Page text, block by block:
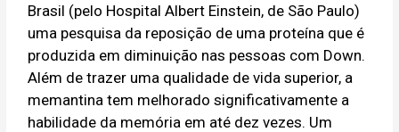
Brasil (pelo Hospital Albert Einstein, de São Paulo)
uma pesquisa da reposição de uma proteína que é
produzida em diminuição nas pessoas com Down.
Além de trazer uma qualidade de vida superior, a
memantina tem melhorado significativamente a
habilidade da memória em até dez vezes. Um